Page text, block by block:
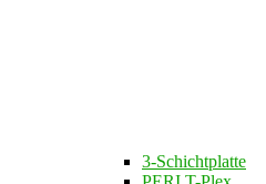
3-Schichtplatte